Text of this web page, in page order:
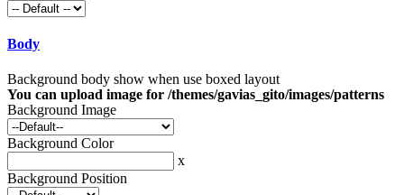
Body
Background body show when use boxed layout
You can upload image for /themes/gavias_gito/images/patterns
Background Image
Background Color
x
Background Position